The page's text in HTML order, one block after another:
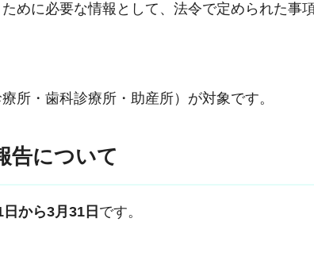
めに必要な情報として、法令で定められた事
所・歯科診療所・助産所）が対象です。
告について
日から3月31日 です。